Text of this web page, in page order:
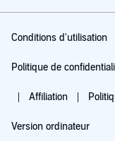
Conditions d'utilisation
Politique de
Affiliation
Version ordinateur